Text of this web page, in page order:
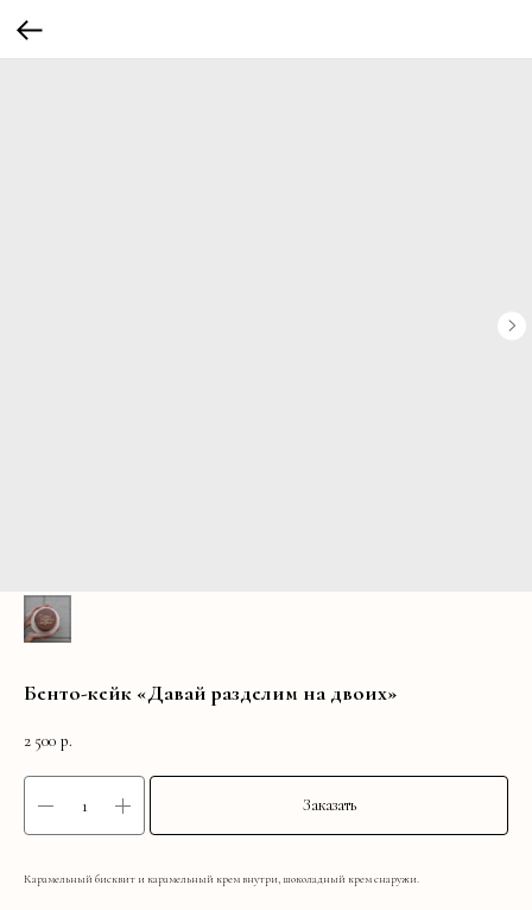
Бенто-кейк «Давай разделим на двоих»
2 500 р.
Заказать
Карамельный бисквит и карамельный крем внутри, шоколадный крем снаружи.